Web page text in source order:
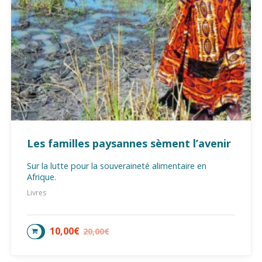
Les familles paysannes sèment l’avenir
Sur la lutte pour la souveraineté alimentaire en
Afrique.
Livres
20,00€
10,00€
AJOUTER AU PANIER